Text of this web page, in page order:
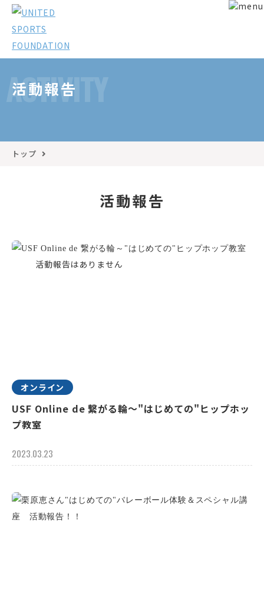
ACTIVITY
活動報告
トップ
活動報告
オンライン
USF Online de 繋がる輪～"はじめての"ヒップホッ
プ教室
2023.03.23